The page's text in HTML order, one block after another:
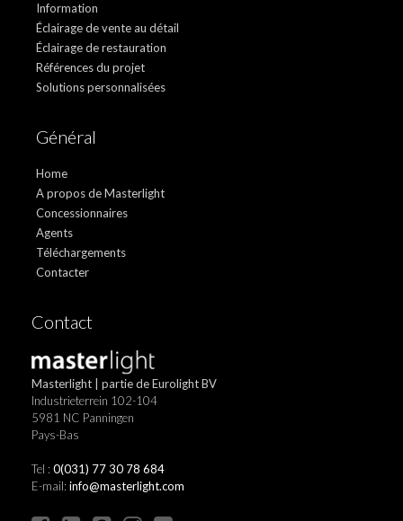
Information
Éclairage de vente au détail
Éclairage de restauration
Références du projet
Solutions personnalisées
Général
Home
A propos de Masterlight
Concessionnaires
Agents
Téléchargements
Contacter
Contact
Masterlight | partie de Eurolight BV
Industrieterrein 102-104
5981 NC Panningen
Pays-Bas
Tel : 0(031) 77 30 78 684
E-mail: info@masterlight.com